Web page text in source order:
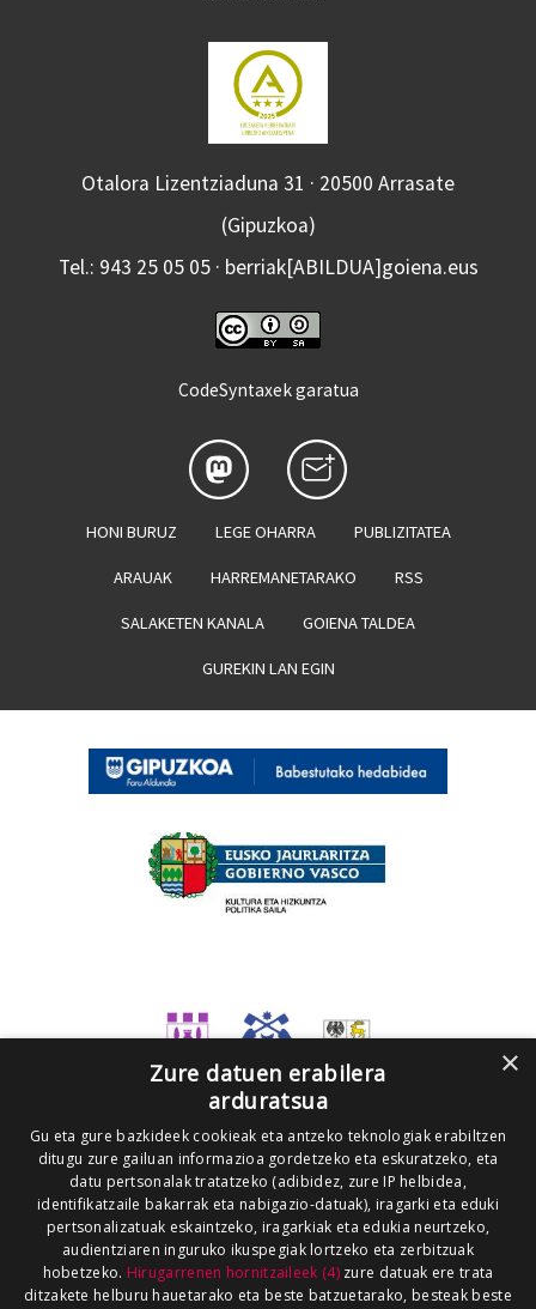
Otalora Lizentziaduna 31 · 20500 Arrasate
(Gipuzkoa)
Tel.: 943 25 05 05 · berriak[ABILDUA]goiena.eus
CodeSyntaxek garatua
HONI BURUZ LEGE OHARRA PUBLIZITATEA
ARAUAK HARREMANETARAKO RSS
SALAKETEN KANALA GOIENA TALDEA
GUREKIN LAN EGIN
×
Zure datuen erabilera
arduratsua
Gu eta gure bazkideek cookieak eta antzeko teknologiak erabiltzen
ditugu zure gailuan informazioa gordetzeko eta eskuratzeko, eta
datu pertsonalak tratatzeko (adibidez, zure IP helbidea,
identifikatzaile bakarrak eta nabigazio-datuak), iragarki eta eduki
pertsonalizatuak eskaintzeko, iragarkiak eta edukia neurtzeko,
audientziaren inguruko ikuspegiak lortzeko eta zerbitzuak
hobetzeko. Hirugarrenen hornitzaileek (4)zure datuak ere trata
ditzakete helburu hauetarako eta beste batzuetarako, besteak beste